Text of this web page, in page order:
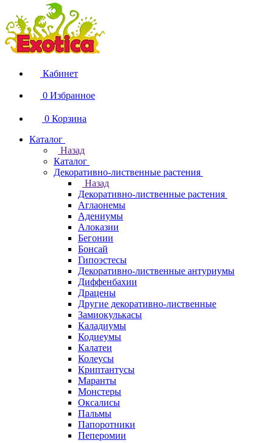
Кабинет
0 Избранное
0 Корзина
Каталог
Назад
Каталог
Декоративно-лиственные растения
Назад
Декоративно-лиственные растения
Аглаонемы
Адениумы
Алоказии
Бегонии
Бонсай
Гипоэстесы
Декоративно-лиственные антуриумы
Диффенбахии
Драцены
Другие декоративно-лиственные
Замиокулькасы
Каладиумы
Кодиеумы
Калатеи
Колеусы
Криптантусы
Маранты
Монстеры
Оксалисы
Пальмы
Папоротники
Пеперомии